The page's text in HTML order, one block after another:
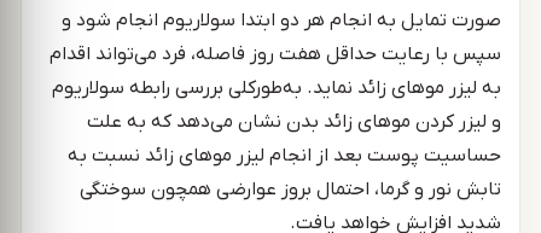
صورت تمایل به انجام هر دو ابتدا سولاریوم انجام شود و
سپس با رعایت حداقل هفت روز فاصله، فرد می‌تواند اقدام
به لیزر موهای زائد نماید. به‌طورکلی بررسی رابطه سولاریوم
و لیزر کردن موهای زائد بدن نشان می‌دهد که به علت
حساسیت پوست بعد از انجام لیزر موهای زائد نسبت به
تابش نور و گرما، احتمال بروز عوارضی همچون سوختگی
شدید افزایش خواهد یافت.